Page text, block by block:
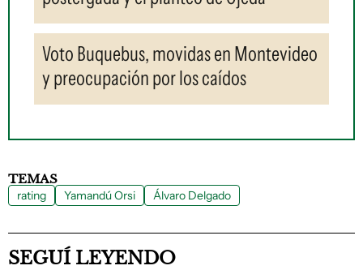
Voto Buquebus, movidas en Montevideo
y preocupación por los caídos
TEMAS
rating Yamandú Orsi Álvaro Delgado
SEGUÍ LEYENDO